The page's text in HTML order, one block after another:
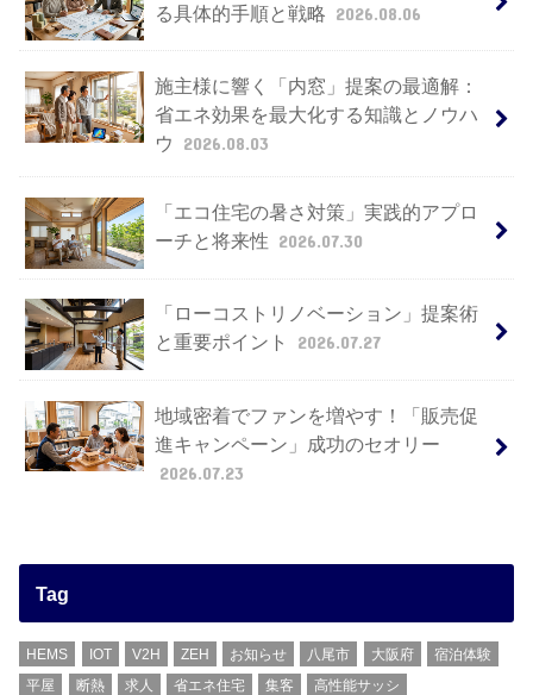
る具体的手順と戦略 2026.08.06
施主様に響く「内窓」提案の最適解：
省エネ効果を最大化する知識とノウハ
ウ
2026.08.03
「エコ住宅の暑さ対策」実践的アプロ
ーチと将来性 2026.07.30
「ローコストリノベーション」提案術
と重要ポイント
2026.07.27
地域密着でファンを増やす！「販売促
進キャンペーン」成功のセオリー
2026.07.23
Tag
HEMS IOT V2H ZEH お知らせ 八尾市 大阪府
宿泊体験
平屋
断熱 求人 省エネ住宅 集客 高性能サッシ